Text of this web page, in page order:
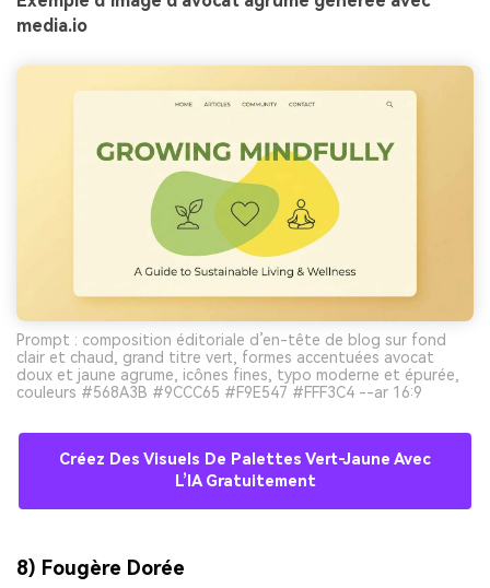
media.io
Prompt : composition éditoriale d’en-tête de blog sur fond
clair et chaud, grand titre vert, formes accentuées avocat
doux et jaune agrume, icônes fines, typo moderne et épurée,
couleurs #568A3B #9CCC65 #F9E547 #FFF3C4 --ar 16:9
Créez Des Visuels De Palettes Vert-Jaune Avec
L’IA Gratuitement
8) Fougère Dorée